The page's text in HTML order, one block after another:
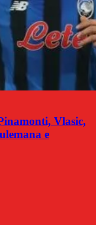
Vlasic,
e